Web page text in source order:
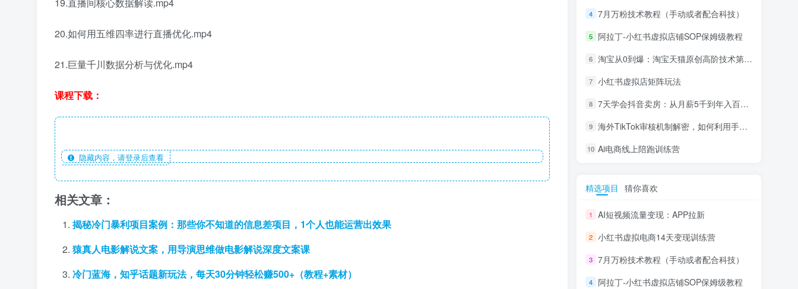
20.如何用五维四率进行直播优化.mp4
21.巨量千川数据分析与优化.mp4
课程下载：
隐藏内容，请登录后查看
相关文章：
揭秘冷门暴利项目案例：那些你不知道的信息差项目，1个人也能运营出效果
猿真人电影解说文案，用导演思维做电影解说深度文案课
冷门蓝海，知乎话题新玩法，每天30分钟轻松赚500+（教程+素材）
4 7月万粉技术教程（手动或者配合科技）
5 阿拉丁-小红书虚拟店铺SOP保姆级教程
6 淘宝从0到爆：淘宝天猫原创高阶技术第69期
7 小红书虚拟店矩阵玩法
8 7天学会抖音卖房：从月薪5千到年入百万，新时代房产经纪人必备技能
9 海外TikTok审核机制解密，如何利用手法轻松搬运过审
10 Ai电商线上陪跑训练营
精选项目 猜你喜欢
1 AI短视频流量变现：APP拉新
2 小红书虚拟电商14天变现训练营
3 7月万粉技术教程（手动或者配合科技）
4 阿拉丁-小红书虚拟店铺SOP保姆级教程